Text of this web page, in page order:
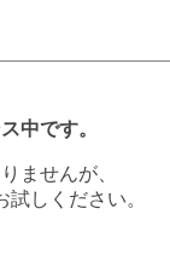
中です。
ませんが、
しください。